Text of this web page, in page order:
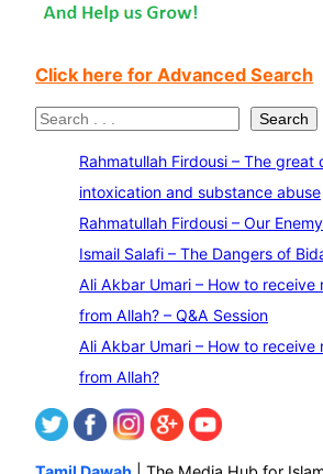
Click here for Advanced Search
S
Search
Rahmatullah Firdousi – The great
intoxication and substance abuse
Rahmatullah Firdousi – Our Enemy
Ismail Salafi – The Dangers of
Ali Akbar Umari – How to receive
from Allah? – Q&A Session
Ali Akbar Umari – How to receive
from Allah?